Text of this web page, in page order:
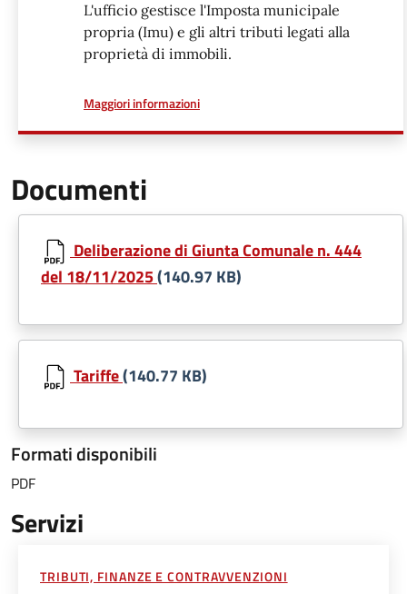
L'ufficio gestisce l'Imposta municipale
propria (Imu) e gli altri tributi legati alla
proprietà di immobili.
Maggiori informazionia proposito di
Documenti
Deliberazione di Giunta Comunale n. 444
del 18/11/2025(140.97 KB)
Tariffe(140.77 KB)
Formati disponibili
PDF
Servizi
TRIBUTI, FINANZE E CONTRAVVENZIONI